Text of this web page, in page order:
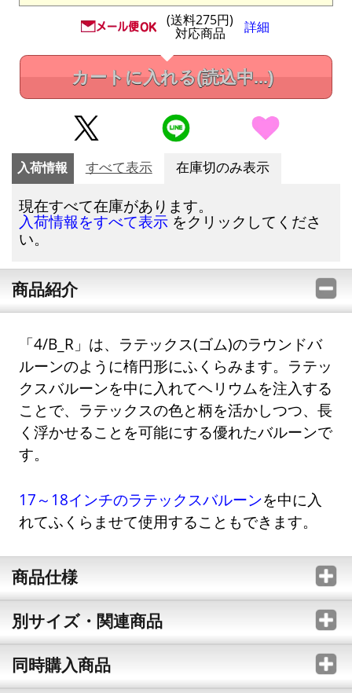
(送料275円)
対応商品 詳細
カートに入れる(読込中...)
入荷情報 すべて表示 在庫切のみ表示
現在すべて在庫があります。
入荷情報をすべて表示 をクリックしてくださ
い。
商品紹介
「4/B_R」は、ラテックス(ゴム)のラウンドバ
ルーンのように楕円形にふくらみます。ラテッ
クスバルーンを中に入れてヘリウムを注入する
ことで、ラテックスの色と柄を活かしつつ、長
く浮かせることを可能にする優れたバルーンで
す。
17～18インチのラテックスバルーンを中に入
れてふくらませて使用することもできます。
商品仕様
別サイズ・関連商品
同時購入商品